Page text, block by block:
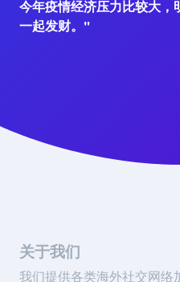
今年疫情经济压力比较大，
一起发财。"
关于我们
我们提供各类海外社交网络